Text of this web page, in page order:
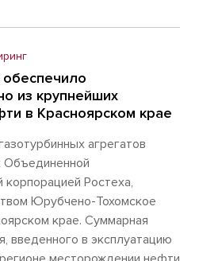
из крупнейших
в Красноярском крае
агрегатов
корпорацией Ростеха,
Юрубчено-Тохомское
крае. Суммарная
введенного в эксплуатацию